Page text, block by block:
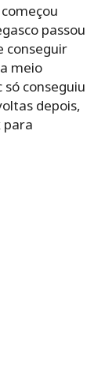
passou
conseguir
meio
só conseguiu
depois,
para